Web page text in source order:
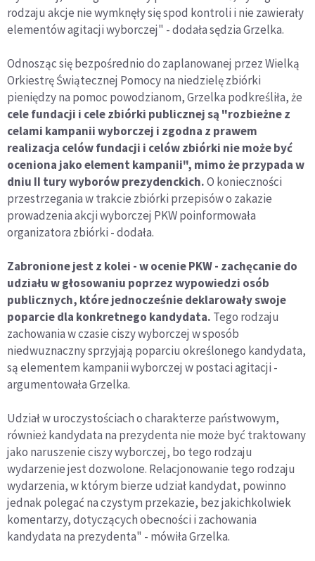
rodzaju akcje nie wymknęły się spod kontroli i nie zawierały
elementów agitacji wyborczej" - dodała sędzia Grzelka.
Odnosząc się bezpośrednio do zaplanowanej przez Wielką
Orkiestrę Świątecznej Pomocy na niedzielę zbiórki
pieniędzy na pomoc powodzianom, Grzelka podkreśliła, że
cele fundacji i cele zbiórki publicznej są "rozbieżne z
celami kampanii wyborczej i zgodna z prawem
realizacja celów fundacji i celów zbiórki nie może być
oceniona jako element kampanii", mimo że przypada w
dniu II tury wyborów prezydenckich.O konieczności
przestrzegania w trakcie zbiórki przepisów o zakazie
prowadzenia akcji wyborczej PKW poinformowała
organizatora zbiórki - dodała.
Zabronione jest z kolei - w ocenie PKW - zachęcanie do
udziału w głosowaniu poprzez wypowiedzi osób
publicznych, które jednocześnie deklarowały swoje
poparcie dla konkretnego kandydata. Tego rodzaju
zachowania w czasie ciszy wyborczej w sposób
niedwuznaczny sprzyjają poparciu określonego kandydata,
są elementem kampanii wyborczej w postaci agitacji -
argumentowała Grzelka.
Udział w uroczystościach o charakterze państwowym,
również kandydata na prezydenta nie może być traktowany
jako naruszenie ciszy wyborczej, bo tego rodzaju
wydarzenie jest dozwolone. Relacjonowanie tego rodzaju
wydarzenia, w którym bierze udział kandydat, powinno
jednak polegać na czystym przekazie, bez jakichkolwiek
komentarzy, dotyczących obecności i zachowania
kandydata na prezydenta" - mówiła Grzelka.